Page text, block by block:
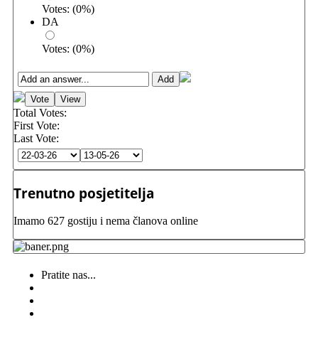
Votes: (0%)
DA
Votes: (0%)
Total Votes:
First Vote:
Last Vote:
Trenutno posjetitelja
Imamo 627 gostiju i nema članova online
Pratite nas...